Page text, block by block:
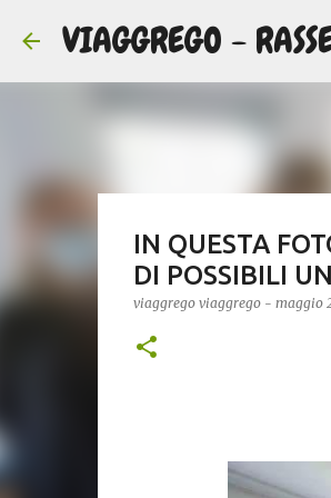
VIAGGREGO -
IN QUESTA
DI POSSIBILI
viaggrego viaggrego - maggio